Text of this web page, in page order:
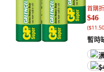
首購
$46
(
暫時